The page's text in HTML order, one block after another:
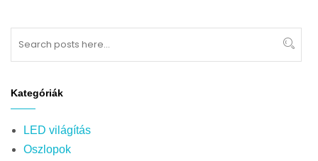
Kategóriák
LED világítás
Oszlopok